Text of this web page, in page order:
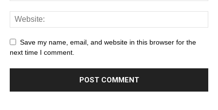
Save my name, email, and website in this browser for the
next time I comment.